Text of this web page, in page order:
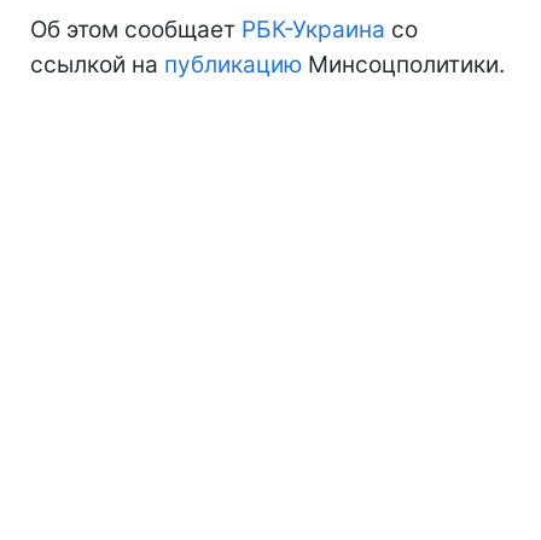
Об этом сообщает РБК-Украина со
ссылкой на публикацию Минсоцполитики.